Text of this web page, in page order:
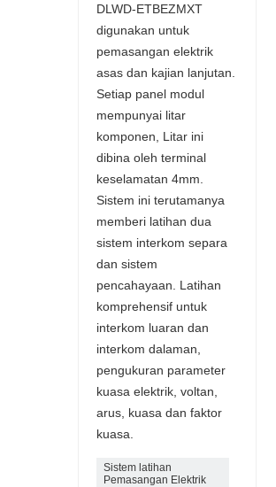
DLWD-ETBEZMXT
digunakan untuk
pemasangan elektrik
asas dan kajian lanjutan.
Setiap panel modul
mempunyai litar
komponen, Litar ini
dibina oleh terminal
keselamatan 4mm.
Sistem ini terutamanya
memberi latihan dua
sistem interkom separa
dan sistem
pencahayaan. Latihan
komprehensif untuk
interkom luaran dan
interkom dalaman,
pengukuran parameter
kuasa elektrik, voltan,
arus, kuasa dan faktor
kuasa.
Sistem latihan
Pemasangan Elektrik